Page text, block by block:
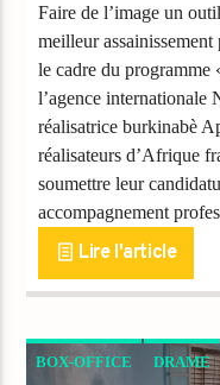
Faire de l’image un
meilleur
le cadre du programme
l’agence internationale
réalisatrice burkinabè
réalisateurs d’Afrique
soumettre leur
accompagnement
Lire l'article
BOX-OFFICE DRAME